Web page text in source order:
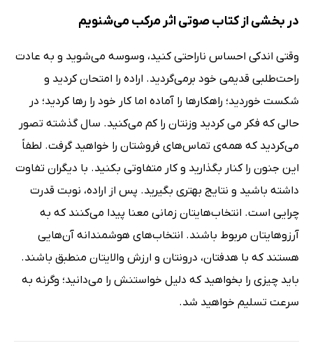
در بخشی از کتاب صوتی اثر مرکب می‌شنویم
وقتی اندکی احساس ناراحتی کنید، وسوسه می‌شوید و به عادت
راحت‌طلبی قدیمی خود برمی‌گردید. اراده را امتحان کردید و
شکست خوردید؛ راهکارها را آماده اما کار خود را رها کردید؛ در
حالی که فکر می کردید وزنتان را کم می‌کنید. سال گذشته تصور
می‌کردید که همه‌ی تماس‌های فروشتان را خواهید گرفت. لطفاً
این جنون را کنار بگذارید و کار متفاوتی بکنید. با دیگران تفاوت
داشته باشید و نتایج بهتری بگیرید. پس از اراده، نوبت قدرت
چرایی است. انتخاب‌هایتان زمانی معنا پیدا می‌کنند که به
آرزوهایتان مربوط باشند. انتخاب‌های هوشمندانه آن‌هایی
هستند که با هدفتان، درونتان و ارزش والایتان منطبق باشند.
باید چیزی را بخواهید که دلیل خواستنش را می‌دانید؛ وگرنه به
سرعت تسلیم خواهید شد.